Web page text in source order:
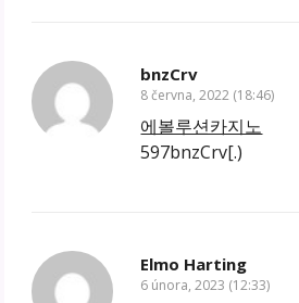
bnzCrv
8 června, 2022 (18:46)
에볼루션카지노
597bnzCrv[.)
Elmo Harting
6 února, 2023 (12:33)